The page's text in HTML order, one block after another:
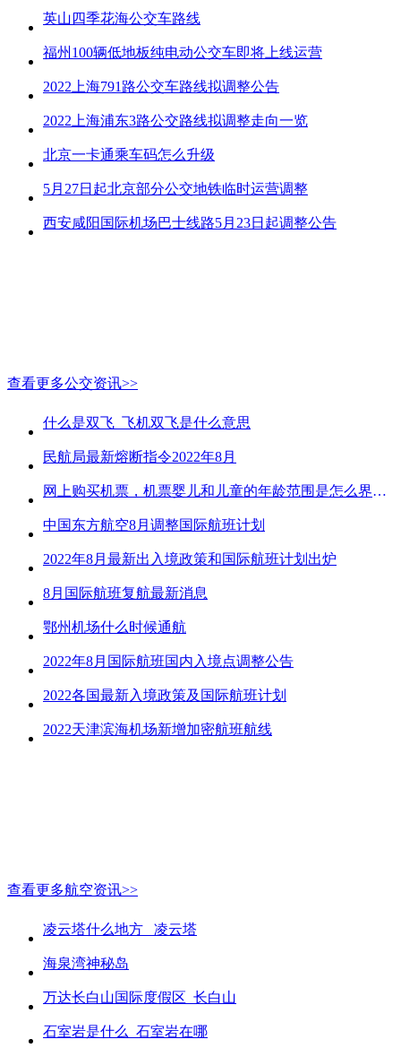
英山四季花海公交车路线
福州100辆低地板纯电动公交车即将上线运营
2022上海791路公交车路线拟调整公告
2022上海浦东3路公交路线拟调整走向一览
北京一卡通乘车码怎么升级
5月27日起北京部分公交地铁临时运营调整
西安咸阳国际机场巴士线路5月23日起调整公告
查看更多公交资讯>>
什么是双飞_飞机双飞是什么意思
民航局最新熔断指令2022年8月
网上购买机票，机票婴儿和儿童的年龄范围是怎么界定的？
中国东方航空8月调整国际航班计划
2022年8月最新出入境政策和国际航班计划出炉
8月国际航班复航最新消息
鄂州机场什么时候通航
2022年8月国际航班国内入境点调整公告
2022各国最新入境政策及国际航班计划
2022天津滨海机场新增加密航班航线
查看更多航空资讯>>
凌云塔什么地方_ 凌云塔
海泉湾神秘岛
万达长白山国际度假区_长白山
石室岩是什么_石室岩在哪